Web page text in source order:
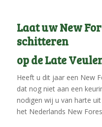
Laat uw New
schitteren
op de Late
Heeft u dit jaar een New
dat nog niet aan een
nodigen wij u van harte
het Nederlands New